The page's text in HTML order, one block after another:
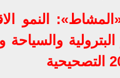
النمو